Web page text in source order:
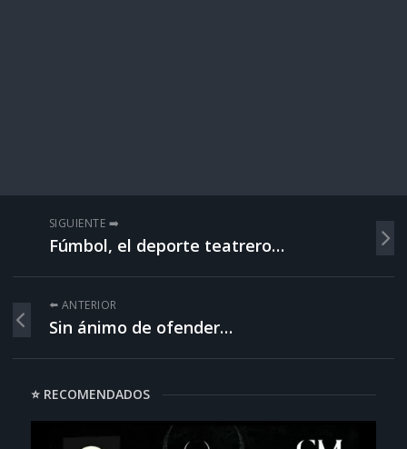
SIGUIENTE ➡️
Fúmbol, el deporte teatrero…
⬅️ ANTERIOR
Sin ánimo de ofender…
⭐ RECOMENDADOS